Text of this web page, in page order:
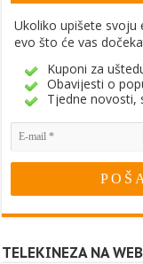
Ukoliko upišete svoju
evo što će vas
Kuponi za
Obavijesti o
Tjedne novosti,
TELEKINEZA NA